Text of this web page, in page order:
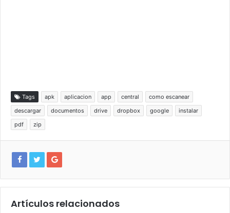
Tags apk aplicacion app central
como escanear
descargar
documentos drive dropbox google
instalar
pdf
zip
Artículos relacionados